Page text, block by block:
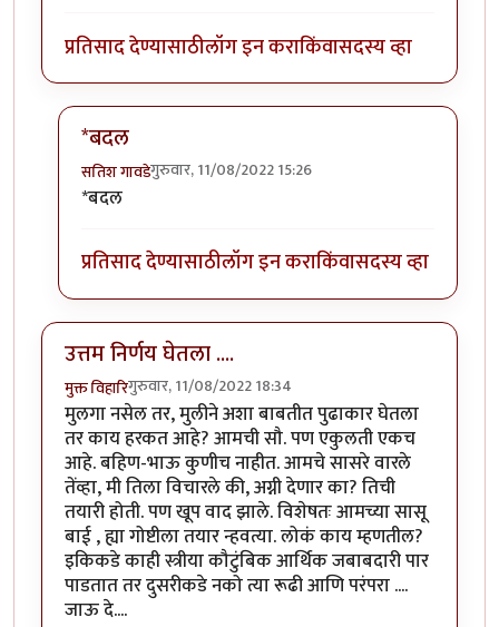
प्रतिसाद देण्यासाठीलॉग इन कराकिंवासदस्य व्हा
*बदल
सतिश गावडेगुरुवार, 11/08/2022 15:26
In reply to
*बदल
प्रतिसाद देण्यासाठीलॉग इन कराकिंवासदस्य व्हा
उत्तम निर्णय घेतला ....
मुक्त विहारिगुरुवार, 11/08/2022 18:34
मुलगा नसेल तर, मुलीने अशा बाबतीत पुढाकार घेतला
तर काय हरकत आहे? आमची सौ. पण एकुलती एकच
आहे. बहिण-भाऊ कुणीच नाहीत. आमचे सासरे वारले
तेंव्हा, मी तिला विचारले की, अग्नी देणार का? तिची
तयारी होती. पण खूप वाद झाले. विशेषतः आमच्या सासू
बाई , ह्या गोष्टीला तयार न्हवत्या. लोकं काय म्हणतील?
इकिकडे काही स्त्रीया कौटुंबिक आर्थिक जबाबदारी पार
पाडतात तर दुसरीकडे नको त्या रूढी आणि परंपरा ....
जाऊ दे....